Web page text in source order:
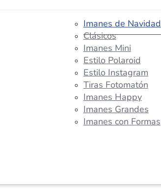
Imanes de Navidad
Clásicos
Imanes Mini
Estilo Polaroid
Estilo Instagram
Tiras Fotomatón
Imanes Happy
Imanes Grandes
Imanes con Formas